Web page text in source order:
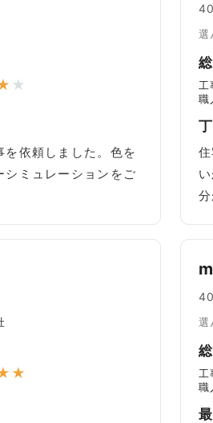
★
依頼しました。色を
ミュレーションをご
選
工
職
★
選
工
職